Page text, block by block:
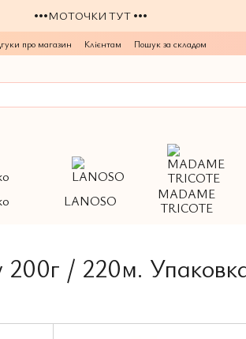
•••МОТОЧКИ ТУТ •••
про магазин Клієнтам Пошук за складом
LANOSO
MADAME
TRICOTE
200г / 220м.